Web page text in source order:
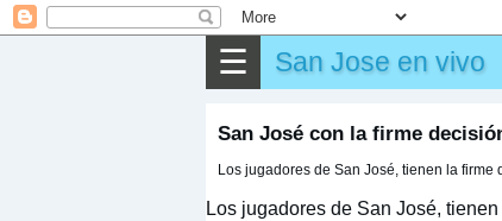
☰ San Jose en vivo
San José con la firme
Los jugadores de San José, tienen la
Los jugadores de San José,
✎ Otros